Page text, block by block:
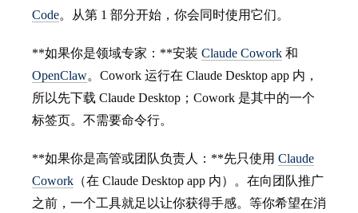
Code。从第 1 部分开始，你会同时使用它们。
**如果你是领域专家：**安装 Claude Cowork 和
OpenClaw。Cowork 运行在 Claude Desktop app 内，
所以先下载 Claude Desktop；Cowork 是其中的一个
标签页。不需要命令行。
**如果你是高管或团队负责人：**先只使用 Claude
Cowork （在 Claude Desktop app 内）。在向团队推广
之前，一个工具就足以让你获得手感。等你希望在消